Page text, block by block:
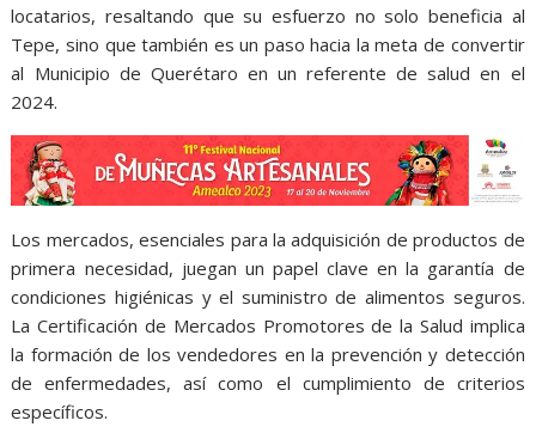
locatarios, resaltando que su esfuerzo no solo beneficia al
Tepe, sino que también es un paso hacia la meta de convertir
al Municipio de Querétaro en un referente de salud en el
2024.
Los mercados, esenciales para la adquisición de productos de
primera necesidad, juegan un papel clave en la garantía de
condiciones higiénicas y el suministro de alimentos seguros.
La Certificación de Mercados Promotores de la Salud implica
la formación de los vendedores en la prevención y detección
de enfermedades, así como el cumplimiento de criterios
específicos.